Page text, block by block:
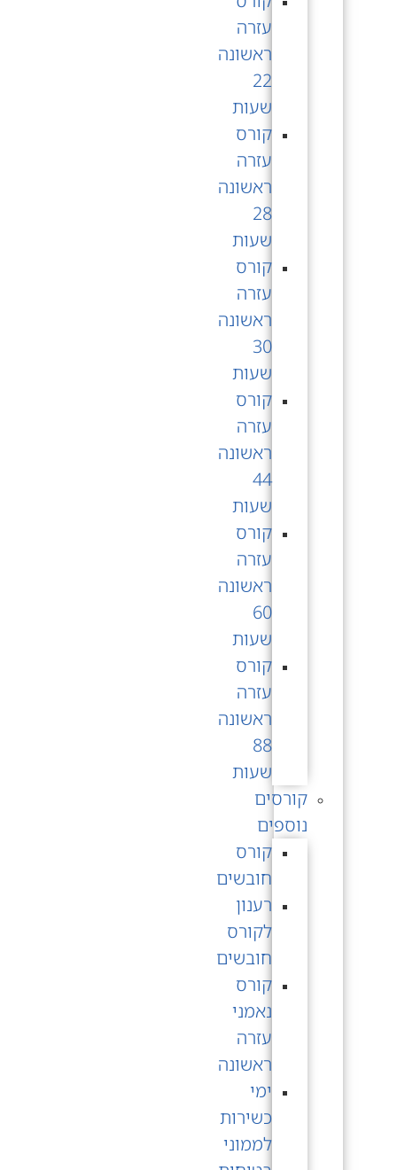
עזרה
ראשונה
22
שעות
קורס
עזרה
ראשונה
28
שעות
קורס
עזרה
ראשונה
30
שעות
קורס
עזרה
ראשונה
44
שעות
קורס
עזרה
ראשונה
60
שעות
קורס
עזרה
ראשונה
88
שעות
קורסים
נוספים
קורס
חובשים
רענון
לקורס
חובשים
קורס
נאמני
עזרה
ראשונה
ימי
כשירות
לממוני